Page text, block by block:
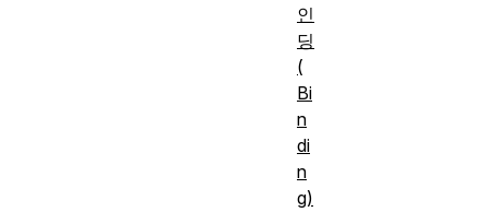
인
딩
(
Bi
n
di
n
g)